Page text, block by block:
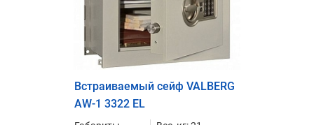
Встраиваемый сейф VALBERG
AW-1 3322 EL